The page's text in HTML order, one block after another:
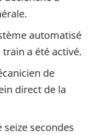
automatisé
a été activé.
de
direct de la
secondes